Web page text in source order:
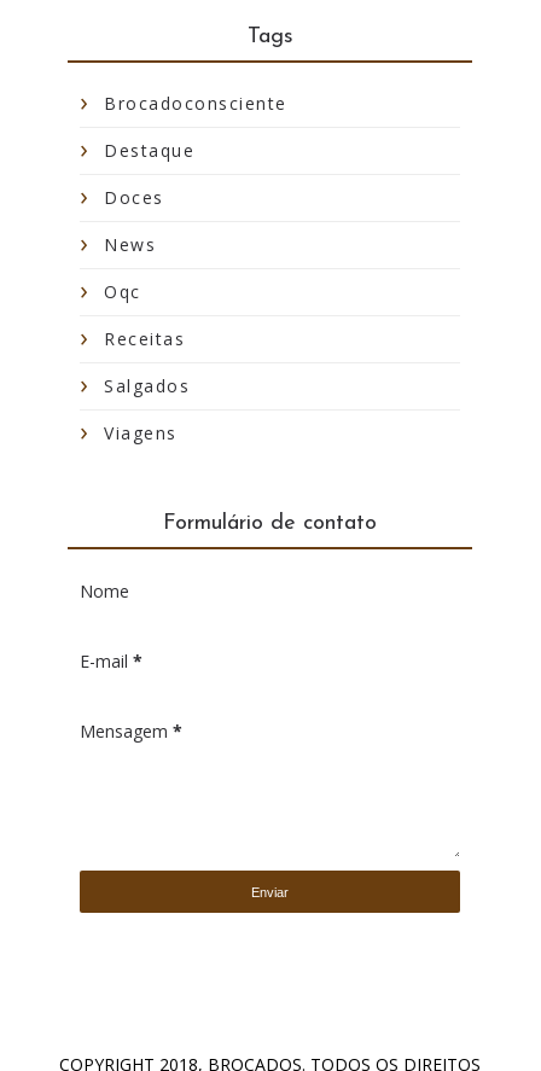
Tags
Brocadoconsciente
Destaque
Doces
News
Oqc
Receitas
Salgados
Viagens
Formulário de contato
Nome
E-mail*
Mensagem*
COPYRIGHT 2018, BROCADOS. TODOS OS DIREITOS